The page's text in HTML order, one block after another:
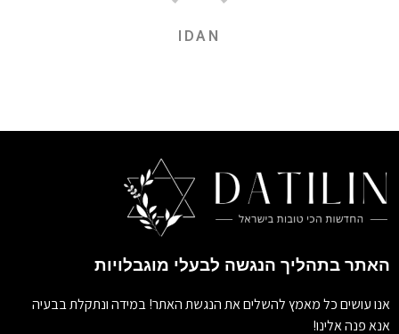
IDAN
האתר בתהליך הנגשה לבעלי מוגבלויות
אנו עושים כל מאמץ להשלים את הנגשת האתר! במידה ונתקלת בבעיה
אנא פנה אלינו!